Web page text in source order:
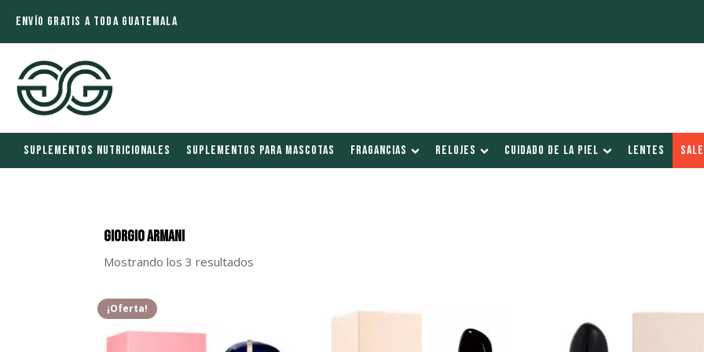
ENVÍO GRATIS A TODA GUATEMALA
SUPLEMENTOS NUTRICIONALES SUPLEMENTOS PARA MASCOTAS FRAGANCIAS RELOJES CUIDADO DE LA PIEL LENTES SALE
Giorgio Armani
Mostrando los 3 resultados
¡Oferta!